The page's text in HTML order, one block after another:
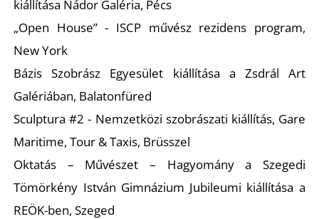
kiállítása Nádor Galéria, Pécs
„Open House” - ISCP művész rezidens program,
New York
Bázis Szobrász Egyesület kiállítása a Zsdrál Art
Galériában, Balatonfüred
Sculptura #2 - Nemzetközi szobrászati kiállítás, Gare
Maritime, Tour & Taxis, Brüsszel
Oktatás – Művészet – Hagyomány a Szegedi
Tömörkény István Gimnázium Jubileumi kiállítása a
REÖK-ben, Szeged